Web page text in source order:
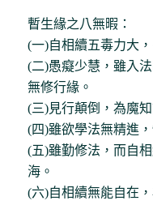
暫生緣之八無暇：
(一)自相續五毒力大
(二)愚癡少慧，雖入
無修行緣。
(三)見行顛倒，為魔知
(四)雖欲學法無精進
(五)雖勤修法，而自
海。
(六)自相續無能自在